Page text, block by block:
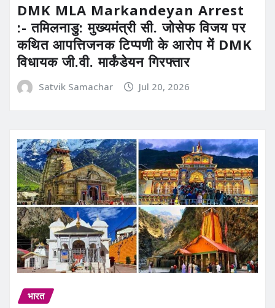
DMK MLA Markandeyan Arrest
:- तमिलनाडु: मुख्यमंत्री सी. जोसेफ विजय पर
कथित आपत्तिजनक टिप्पणी के आरोप में DMK
विधायक जी.वी. मार्कंडेयन गिरफ्तार
Satvik Samachar Jul 20, 2026
भारत